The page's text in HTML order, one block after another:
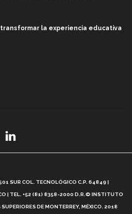
la experiencia educativa
Educativo Tec? (video)
SUR COL. TECNOLÓGICO C.P. 64849 |
| TEL. +52 (81) 8358-2000 D.R.© INSTITUTO
DE MONTERREY, MÉXICO. 2018